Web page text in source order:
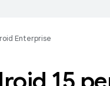
Enterprise